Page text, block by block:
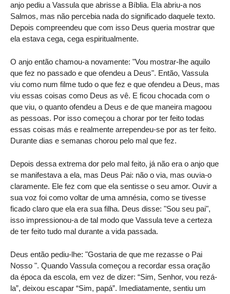
anjo pediu a Vassula que abrisse a Bíblia. Ela abriu-a nos
Salmos, mas não percebia nada do significado daquele texto.
Depois compreendeu que com isso Deus queria mostrar que
ela estava cega, cega espiritualmente.
O anjo então chamou-a novamente: "Vou mostrar-lhe aquilo
que fez no passado e que ofendeu a Deus". Então, Vassula
viu como num filme tudo o que fez e que ofendeu a Deus, mas
viu essas coisas como Deus as vê. E ficou chocada com o
que viu, o quanto ofendeu a Deus e de que maneira magoou
as pessoas. Por isso começou a chorar por ter feito todas
essas coisas más e realmente arrependeu-se por as ter feito.
Durante dias e semanas chorou pelo mal que fez.
Depois dessa extrema dor pelo mal feito, já não era o anjo que
se manifestava a ela, mas Deus Pai: não o via, mas ouvia-o
claramente. Ele fez com que ela sentisse o seu amor. Ouvir a
sua voz foi como voltar de uma amnésia, como se tivesse
ficado claro que ela era sua filha. Deus disse: "Sou seu pai",
isso impressionou-a de tal modo que Vassula teve a certeza
de ter feito tudo mal durante a vida passada.
Deus então pediu-lhe: "Gostaria de que me rezasse o Pai
Nosso ". Quando Vassula começou a recordar essa oração
da época da escola, em vez de dizer: “Sim, Senhor, vou rezá-
la”, deixou escapar “Sim, papá”. Imediatamente, sentiu um